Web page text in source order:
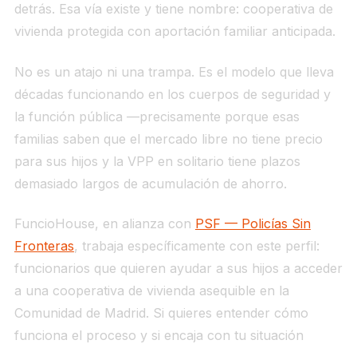
detrás. Esa vía existe y tiene nombre: cooperativa de
vivienda protegida con aportación familiar anticipada.
No es un atajo ni una trampa. Es el modelo que lleva
décadas funcionando en los cuerpos de seguridad y
la función pública —precisamente porque esas
familias saben que el mercado libre no tiene precio
para sus hijos y la VPP en solitario tiene plazos
demasiado largos de acumulación de ahorro.
FuncioHouse, en alianza con PSF — Policías Sin
Fronteras, trabaja específicamente con este perfil:
funcionarios que quieren ayudar a sus hijos a acceder
a una cooperativa de vivienda asequible en la
Comunidad de Madrid. Si quieres entender cómo
funciona el proceso y si encaja con tu situación